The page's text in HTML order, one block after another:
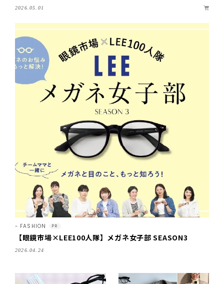
2026.05.01
FASHION PR
【眼鏡市場×LEE100人隊】メガネ女子部 SEASON3
2026.04.24